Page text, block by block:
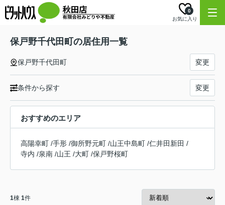
お気に入り
0
保戸野千代田町の居住用一覧
保戸野千代田町 変更
条件から探す 変更
おすすめのエリア
高陽幸町 /手形 /御所野元町 /山王中島町 /仁井田新田 /
寺内 /泉南 /山王 /大町 /保戸野桜町
1棟 1件